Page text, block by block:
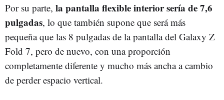
Por su parte, la pantalla flexible interior sería de 7,6
pulgadas, lo que también supone que será más
pequeña que las 8 pulgadas de la pantalla del Galaxy Z
Fold 7, pero de nuevo, con una proporción
completamente diferente y mucho más ancha a cambio
de perder espacio vertical.